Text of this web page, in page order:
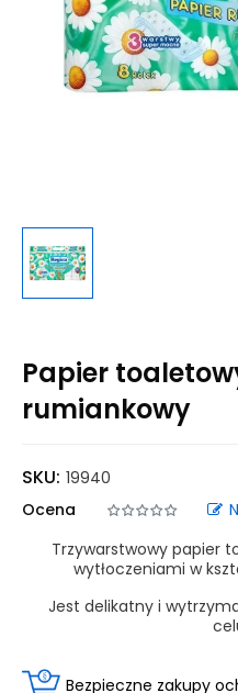
Papier
rumiankowy
SKU: 19940
Ocena
Trzywarstwowy papier
wytłoczeniami w
Jest delikatny i
Bezpieczne zakupy